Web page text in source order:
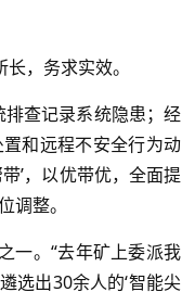
，务求实效。
查记录系统隐患；经
和远程不安全行为动
’，以优带优，全面提
调整。
一。“去年矿上委派我
选出30余人的‘智能尖